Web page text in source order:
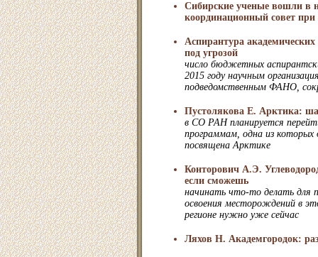
Сибирские ученые вошли в
координационный совет
Аспирантура академических
под угрозой
число бюджетных
2015 году научным
подведомственным ФАНО,
Пустолякова Е. Арктика:
в СО РАН планируется
программам, одна из
посвящена Арктике
Конторович А.Э.
если сможешь
начинать что-то делать для
освоения месторождений в
регионе нужно уже сейчас
Ляхов Н. Академгородок: